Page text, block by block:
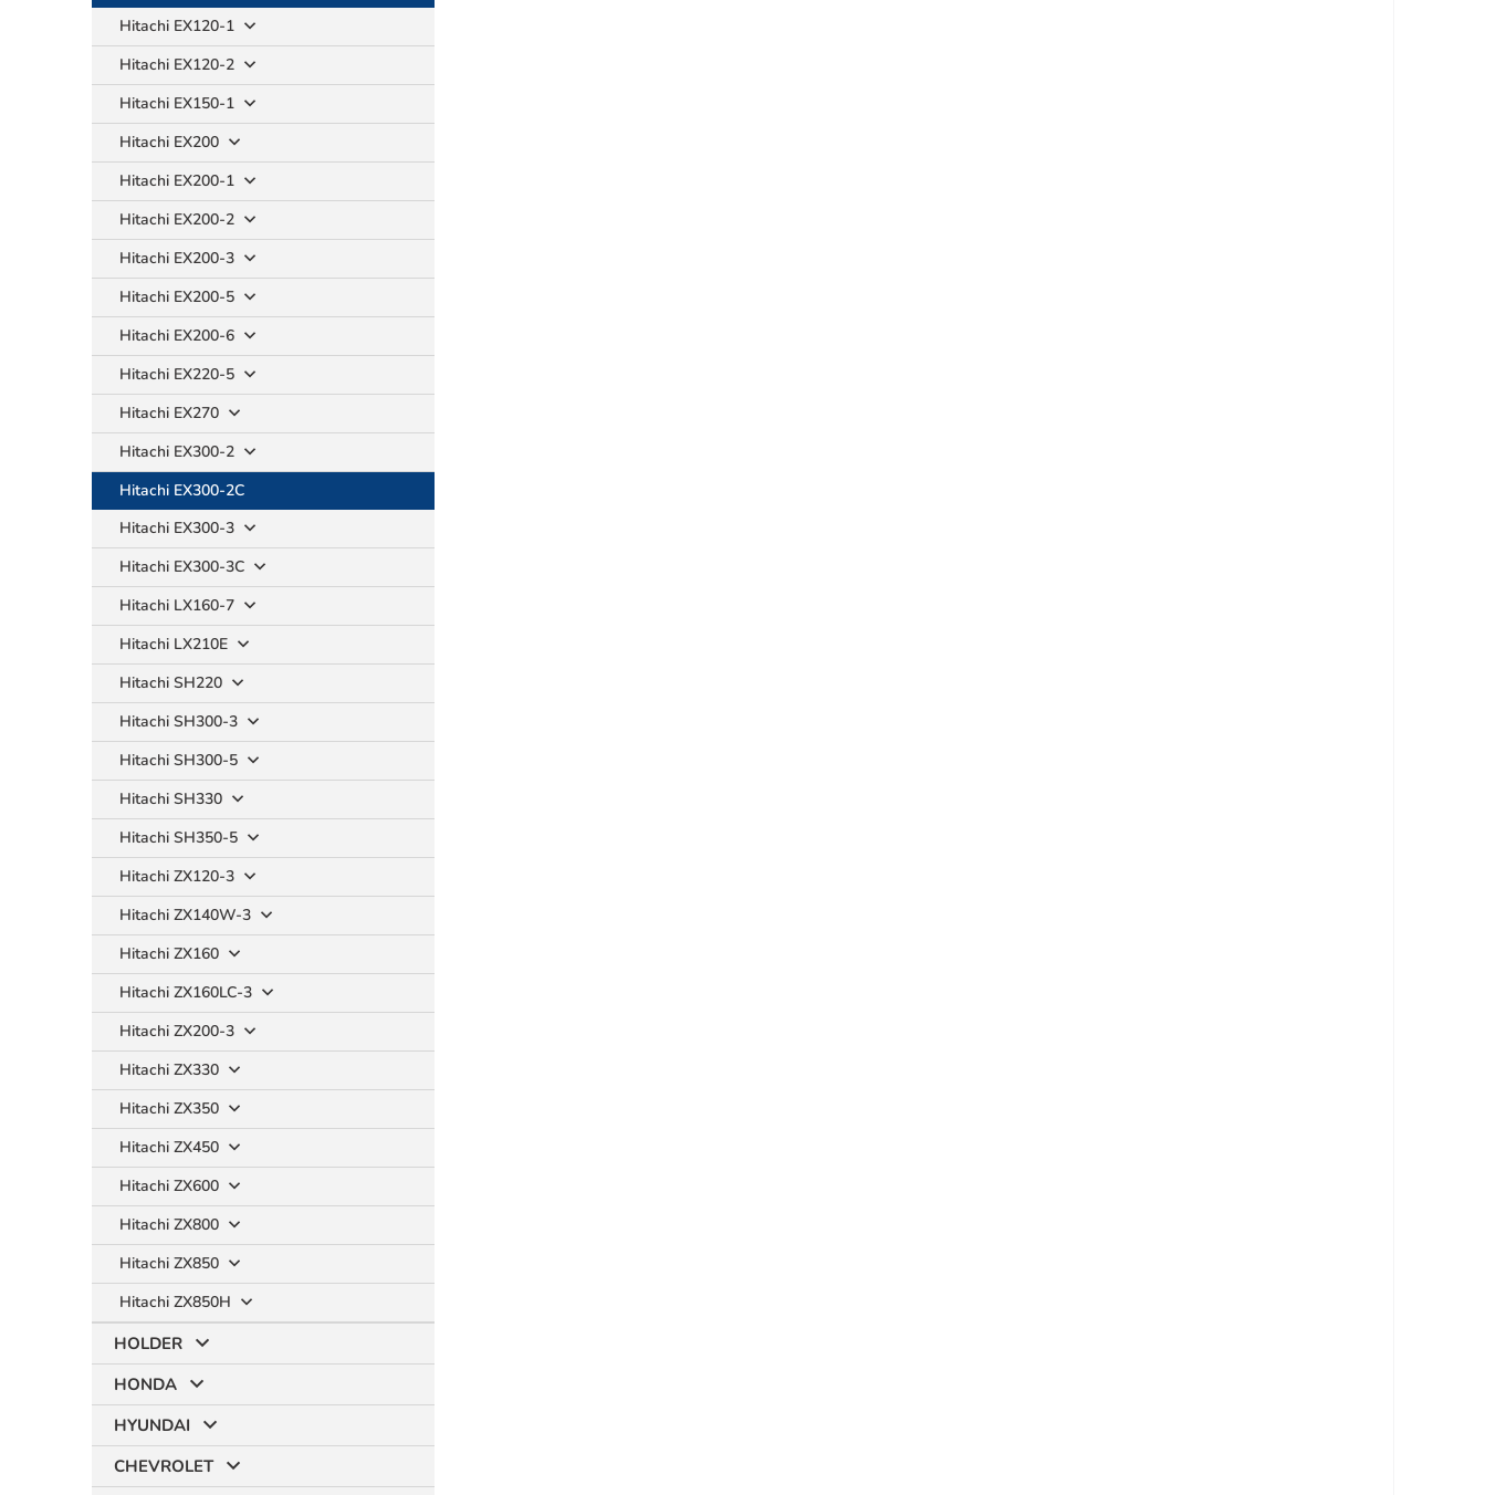
Hitachi EX120-1
Hitachi EX120-2
Hitachi EX150-1
Hitachi EX200
Hitachi EX200-1
Hitachi EX200-2
Hitachi EX200-3
Hitachi EX200-5
Hitachi EX200-6
Hitachi EX220-5
Hitachi EX270
Hitachi EX300-2
Hitachi EX300-2C
Hitachi EX300-3
Hitachi EX300-3C
Hitachi LX160-7
Hitachi LX210E
Hitachi SH220
Hitachi SH300-3
Hitachi SH300-5
Hitachi SH330
Hitachi SH350-5
Hitachi ZX120-3
Hitachi ZX140W-3
Hitachi ZX160
Hitachi ZX160LC-3
Hitachi ZX200-3
Hitachi ZX330
Hitachi ZX350
Hitachi ZX450
Hitachi ZX600
Hitachi ZX800
Hitachi ZX850
Hitachi ZX850H
HOLDER
HONDA
HYUNDAI
CHEVROLET